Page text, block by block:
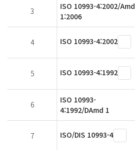
3
ISO 10993-4:2002/Amd
1:2006
4 ISO 10993-4:2002
5 ISO 10993-4:1992
6
ISO 10993-
4:1992/DAmd 1
7 ISO/DIS 10993-4